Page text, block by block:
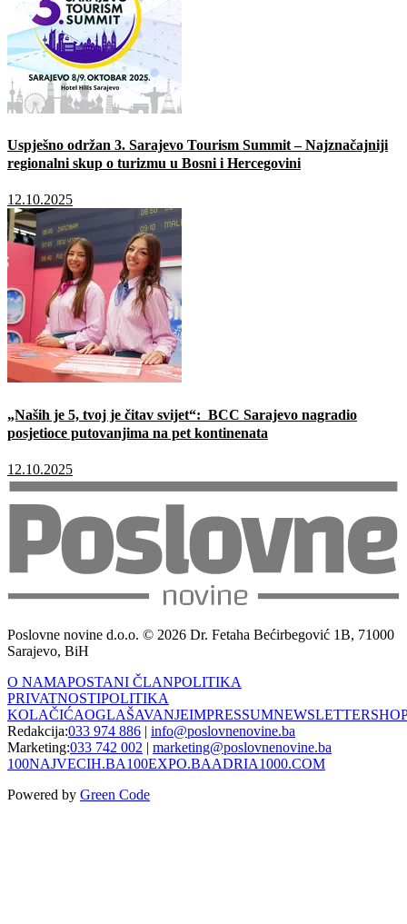
Uspješno održan 3. Sarajevo Tourism Summit – Najznačajniji
regionalni skup o turizmu u Bosni i Hercegovini
12.10.2025
„Naših je 5, tvoj je čitav svijet“: BCC Sarajevo nagradio
posjetioce putovanjima na pet kontinenata
12.10.2025
Poslovne novine d.o.o. © 2026 Dr. Fetaha Bećirbegović 1B, 71000
Sarajevo, BiH
O NAMAPOSTANI ČLANPOLITIKA
PRIVATNOSTIPOLITIKA
KOLAČIĆAOGLAŠAVANJEIMPRESSUMNEWSLETTER
Redakcija:033 974 886 | info@poslovnenovine.ba
Marketing:033 742 002 | marketing@poslovnenovine.ba
100NAJVECIH.BA100EXPO.BAADRIA1000.COM
Powered by Green Code